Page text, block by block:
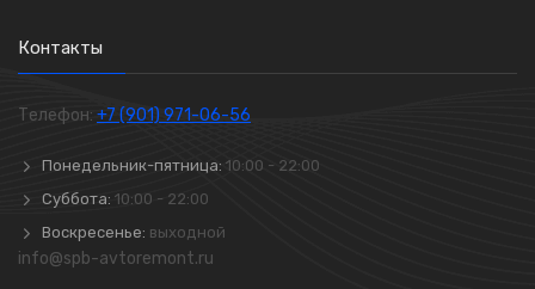
Контакты
Телефон: +7 (901) 971-06-56
Понедельник-пятница: 10:00 - 22:00
Суббота: 10:00 - 22:00
Воскресенье: выходной
info@spb-avtoremont.ru